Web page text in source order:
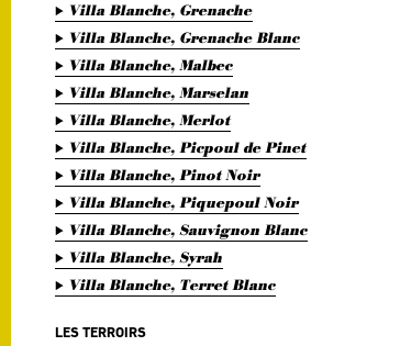
Villa Blanche, Grenache
Villa Blanche, Grenache Blanc
Villa Blanche, Malbec
Villa Blanche, Marselan
Villa Blanche, Merlot
Villa Blanche, Picpoul de Pinet
Villa Blanche, Pinot Noir
Villa Blanche, Piquepoul Noir
Villa Blanche, Sauvignon Blanc
Villa Blanche, Syrah
Villa Blanche, Terret Blanc
LES TERROIRS